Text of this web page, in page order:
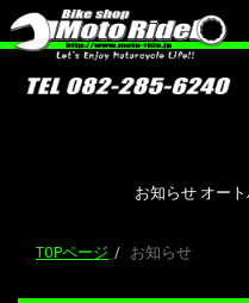
お知らせ オートバイ
TOPページ お知らせ